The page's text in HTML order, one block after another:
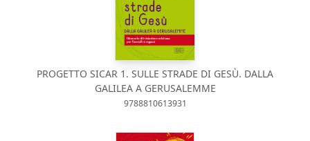
PROGETTO SICAR 1. SULLE STRADE DI GESÙ. DALLA
GALILEA A GERUSALEMME
9788810613931